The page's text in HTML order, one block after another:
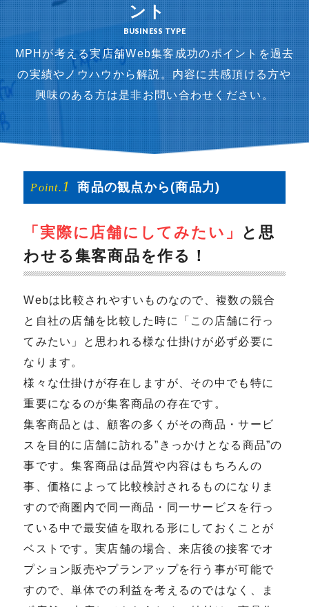
ント
BUSINESS TYPE
MPHが考える実店舗Web集客成功のポイントを過去
の実績やノウハウから解説。内容に共感頂ける方や
興味のある方は是非お問い合わせください。
Point. 1 商品の観点から (商品力)
「実際に店舗にしてみたい」
と思
わせる集客商品を作る！
Webは比較されやすいものなので、複数の競合
と自社の店舗を比較した時に「この店舗に行っ
てみたい」と思われる様な仕掛けが必ず必要に
なります。
様々な仕掛けが存在しますが、その中でも特に
重要になるのが集客商品の存在です。
集客商品とは、顧客の多くがその商品・サービ
スを目的に店舗に訪れる”きっかけとなる商品”の
事です。集客商品は品質や内容はもちろんの
事、価格によって比較検討されるものになりま
すので商圏内で同一商品・同一サービスを行っ
ている中で最安値を取れる形にしておくことが
ベストです。実店舗の場合、来店後の接客でオ
プション販売やプランアップを行う事が可能で
すので、単体での利益を考えるのではなく、ま